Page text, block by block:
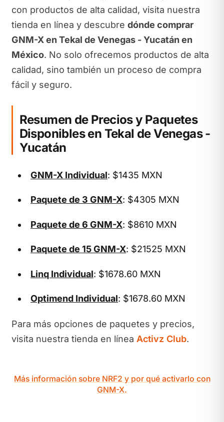
con productos de alta calidad, visita nuestra
tienda en línea y descubre dónde comprar
GNM-X en Tekal de Venegas - Yucatán en
México. No solo ofrecemos productos de alta
calidad, sino también un proceso de compra
fácil y seguro.
Resumen de Precios y Paquetes
Disponibles en Tekal de Venegas -
Yucatán
GNM-X Individual: $1435 MXN
Paquete de 3 GNM-X: $4305 MXN
Paquete de 6 GNM-X: $8610 MXN
Paquete de 15 GNM-X: $21525 MXN
Linq Individual: $1678.60 MXN
Optimend Individual: $1678.60 MXN
Para más opciones de paquetes y precios,
visita nuestra tienda en línea Activz Club.
Más información sobre NRF2 y por qué activarlo con
GNM-X.